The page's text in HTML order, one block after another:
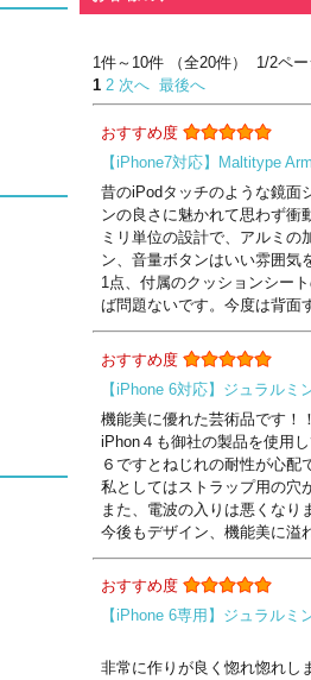
1件～10件 （全20件） 1/2ペー
1 2 次へ 最後へ
おすすめ度
【iPhone7対応】Maltitype
昔のiPodタッチのような鏡面
ンの良さに魅かれて思わず衝
ミリ単位の設計で、アルミの
ン、音量ボタンはいい雰囲気
1点、付属のクッションシー
ば問題ないです。今度は背面
おすすめ度
【iPhone 6対応】ジュラル
機能美に優れた芸術品です！！
iPhon４も御社の製品を使用し
６ですとねじれの耐性が心配
私としてはストラップ用の穴
また、電波の入りは悪くなり
今後もデザイン、機能美に溢
おすすめ度
【iPhone 6専用】ジュラル
非常に作りが良く惚れ惚れし